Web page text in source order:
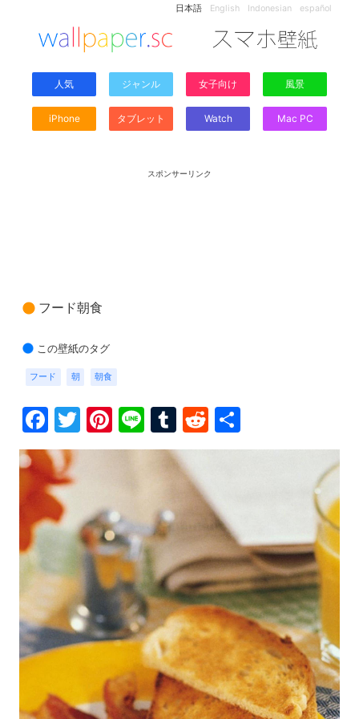
日本語 English Indonesian español
人気 ジャンル 女子向け 風景
iPhone タブレット Watch Mac PC
スポンサーリンク
フード朝食
この壁紙のタグ
フード 朝 朝食
Facebook
Twitter
Pinterest
LineTumblr
Reddit
有